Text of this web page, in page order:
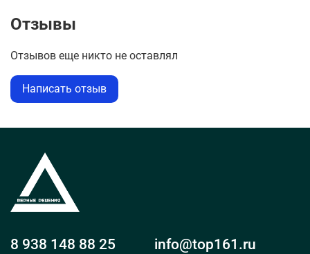
Отзывы
Отзывов еще никто не оставлял
Написать отзыв
8 938 148 88 25 info@top161.ru